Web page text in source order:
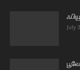
July